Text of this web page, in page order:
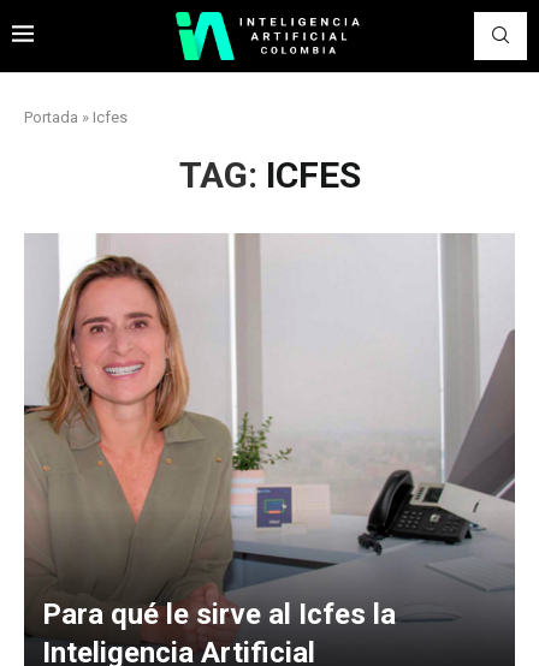
Portada » Icfes
TAG: ICFES
Para qué le sirve al Icfes la
Inteligencia Artificial